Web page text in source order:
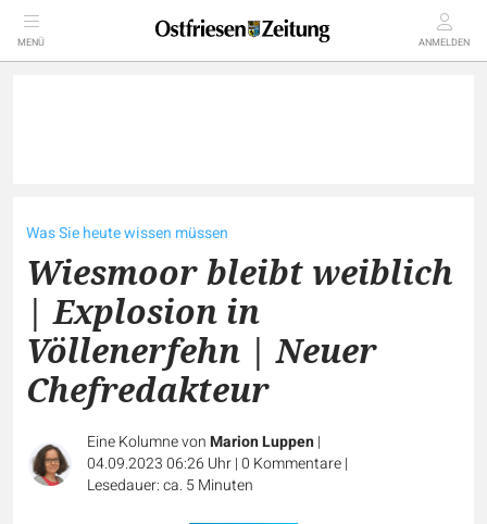
MENÜ ANMELDEN
Was Sie heute wissen müssen
Wiesmoor bleibt weiblich
| Explosion in
Völlenerfehn | Neuer
Chefredakteur
Eine Kolumne vonMarion Luppen|
04.09.2023 06:26 Uhr|0 Kommentare|
Lesedauer: ca. 5 Minuten